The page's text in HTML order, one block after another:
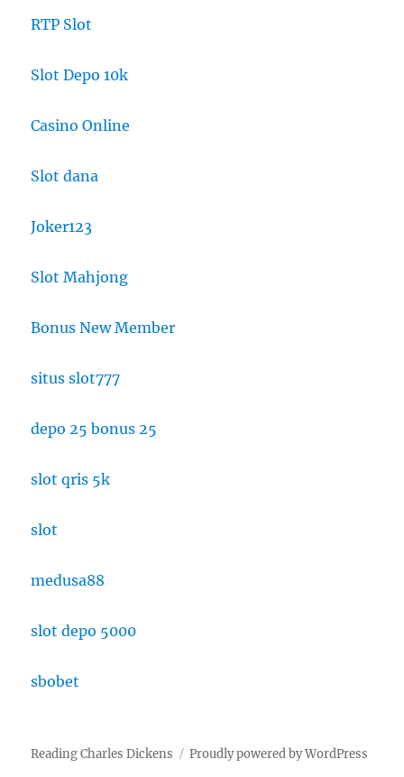
RTP Slot
Slot Depo 10k
Casino Online
Slot dana
Joker123
Slot Mahjong
Bonus New Member
situs slot777
depo 25 bonus 25
slot qris 5k
slot
medusa88
slot depo 5000
sbobet
Reading Charles Dickens Proudly powered by WordPress